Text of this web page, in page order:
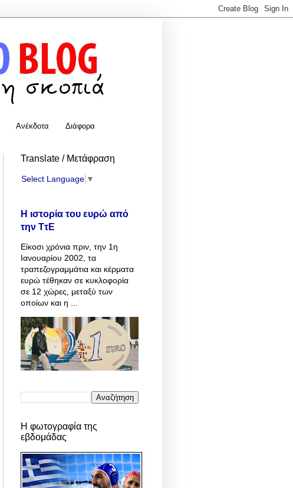
Ανέκδοτα Διάφορα
Translate / Μετάφραση
Select Language ▼
Η ιστορία του ευρώ από
την ΤτΕ
Είκοσι χρόνια πριν, την 1η
Ιανουαρίου 2002, τα
τραπεζογραμμάτια και κέρματα
ευρώ τέθηκαν σε κυκλοφορία
σε 12 χώρες, μεταξύ των
οποίων και η ...
Η φωτογραφία της
εβδομάδας